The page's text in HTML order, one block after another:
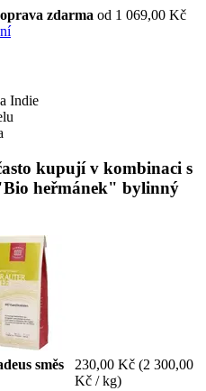
zdarma od 1 069,00 Kč
Indie
kupují v kombinaci s
heřmánek" bylinný
směs
230,00 Kč (2 300,00
Kč / kg)